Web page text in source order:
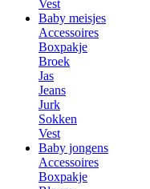
Vest
Baby meisjes
Accessoires
Boxpakje
Broek
Jas
Jeans
Jurk
Sokken
Vest
Baby jongens
Accessoires
Boxpakje